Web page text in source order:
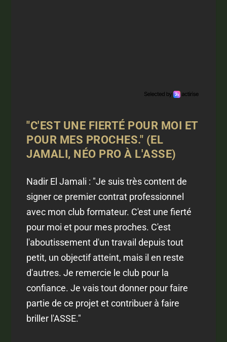
"C'EST UNE FIERTÉ POUR MOI ET
POUR MES PROCHES." (EL
JAMALI, NÉO PRO À L'ASSE)
Nadir El Jamali : "Je suis très content de
signer ce premier contrat professionnel
avec mon club formateur. C'est une fierté
pour moi et pour mes proches. C'est
l'aboutissement d'un travail depuis tout
petit, un objectif atteint, mais il en reste
d'autres. Je remercie le club pour la
confiance. Je vais tout donner pour faire
partie de ce projet et contribuer à faire
briller l'ASSE."